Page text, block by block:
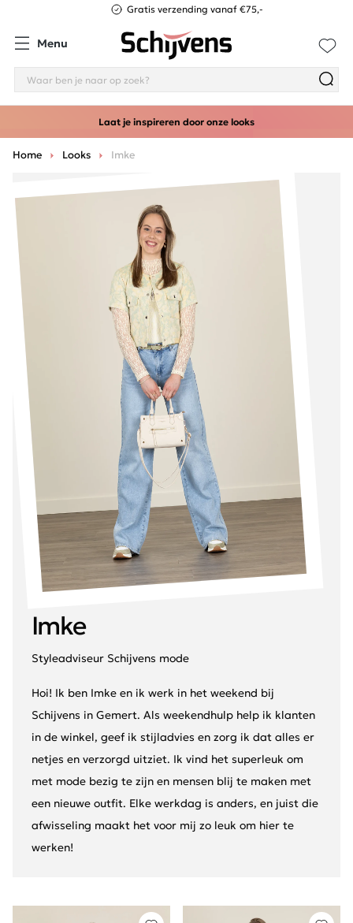
Gratis verzending vanaf €75,-
Menu
Laat je inspireren door onze looks
Home Looks Imke
Imke
Styleadviseur Schijvens mode
Hoi! Ik ben Imke en ik werk in het weekend bij
Schijvens in Gemert. Als weekendhulp help ik klanten
in de winkel, geef ik stijladvies en zorg ik dat alles er
netjes en verzorgd uitziet. Ik vind het superleuk om
met mode bezig te zijn en mensen blij te maken met
een nieuwe outfit. Elke werkdag is anders, en juist die
afwisseling maakt het voor mij zo leuk om hier te
werken!